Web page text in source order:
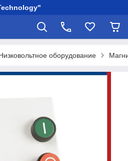
оборудование